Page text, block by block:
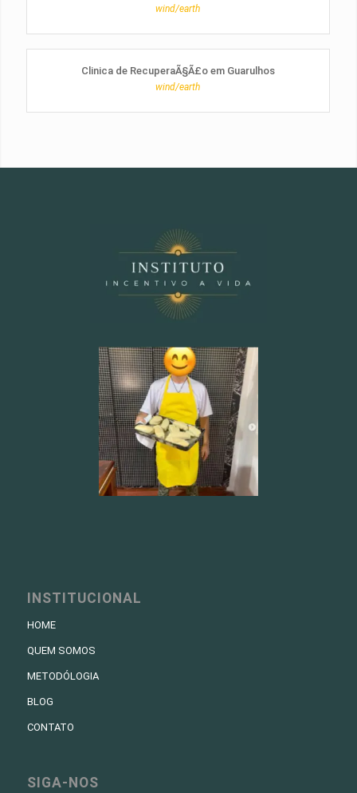
wind/earth
Clinica de RecuperaÃ§Ã£o em Guarulhos
wind/earth
INSTITUCIONAL
HOME
QUEM SOMOS
METODÓLOGIA
BLOG
CONTATO
SIGA-NOS